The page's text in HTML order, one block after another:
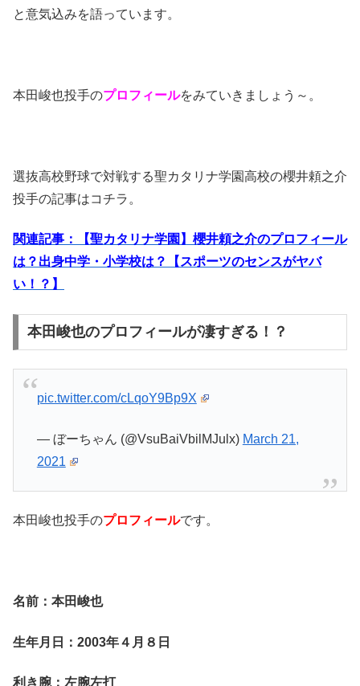
と意気込みを語っています。
本田峻也投手のプロフィールをみていきましょう～。
選抜高校野球で対戦する聖カタリナ学園高校の櫻井頼之介
投手の記事はコチラ。
関連記事：【聖カタリナ学園】櫻井頼之介のプロフィール
は？出身中学・小学校は？【スポーツのセンスがヤバ
い！？】
本田峻也のプロフィールが凄すぎる！？
pic.twitter.com/cLqoY9Bp9X
— ぼーちゃん (@VsuBaiVbilMJulx) March 21,
2021
本田峻也投手のプロフィールです。
名前：本田峻也
生年月日：2003年４月８日
利き腕：左腕左打